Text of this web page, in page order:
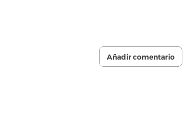
Añadir comentario